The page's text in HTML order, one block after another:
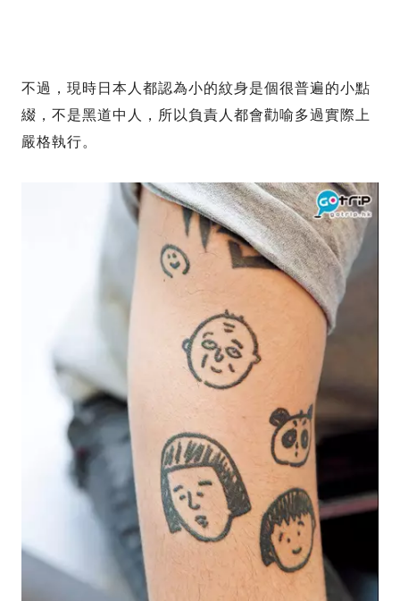
不過，現時日本人都認為小的紋身是個很普遍的小點
綴，不是黑道中人，所以負責人都會勸喻多過實際上
嚴格執行。